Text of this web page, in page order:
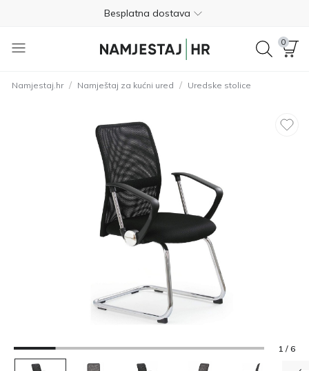
Besplatna dostava
Nije potrebno plaćanje unaprijed
01 8000 383
Besplatna dostava
Nije potrebno plaćanje unaprijed
Besplatan povrat unutar 365 dana
01 8000 383
0
Namjestaj.hr / Namještaj za kućni ured / Uredske stolice
1 / 6